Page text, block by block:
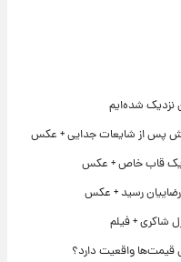
نزدیک شده‌ایم
پس از شایعات جدایی + عکس
یک قاب خاص + عکس
شاکری + فیلم
واقعیت دارد؟